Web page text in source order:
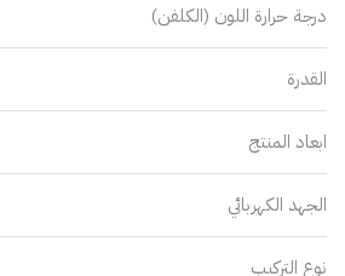
درجة حرارة اللون (الكلفن)
القدرة
ابعاد المنتج
الجهد الكهربائي
نوع التركيب